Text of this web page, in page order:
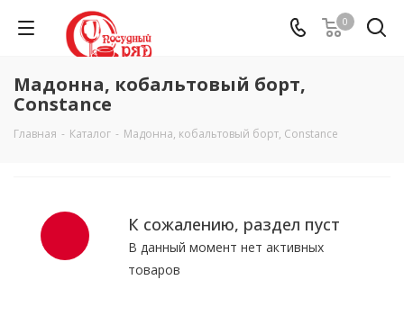
0
Мадонна, кобальтовый борт,
Constance
Главная - Каталог - Мадонна, кобальтовый борт, Constance
К сожалению, раздел пуст
В данный момент нет активных
товаров